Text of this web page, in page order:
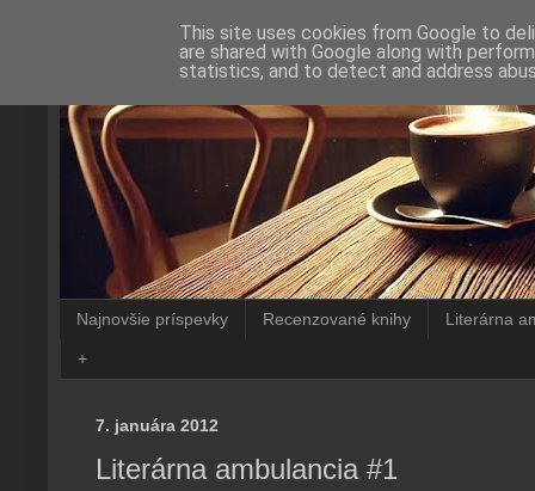
Najnovšie príspevky Recenzované knihy Literárna
+
7. januára 2012
Literárna ambulancia #1
This site uses cookies from Google to
are shared with Google along with
statistics, and to detect and address